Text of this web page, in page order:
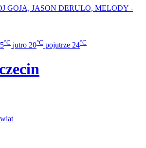
GOJA, JASON DERULO, MELODY -
°C jutro 20°C pojutrze 24°C